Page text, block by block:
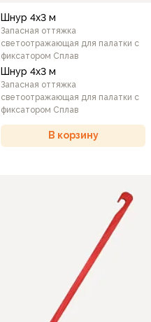
Шнур 4х3 м
Запасная оттяжка
светоотражающая для палатки с
фиксатором Сплав
Шнур 4х3 м
Запасная оттяжка
светоотражающая для палатки с
фиксатором Сплав
В корзину